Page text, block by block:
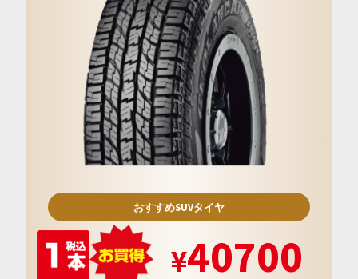
おすすめSUVタイヤ
40700